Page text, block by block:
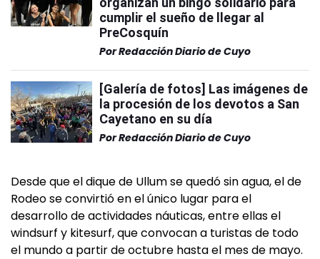
cumplir el sueño de llegar al
PreCosquín
PorRedacción Diario de Cuyo
[Galería de fotos] Las imágenes de
la procesión de los devotos a San
Cayetano en su día
PorRedacción Diario de Cuyo
Desde que el dique de Ullum se quedó sin agua, el de
Rodeo se convirtió en el único lugar para el
desarrollo de actividades náuticas, entre ellas el
windsurf y kitesurf, que convocan a turistas de todo
el mundo a partir de octubre hasta el mes de mayo.